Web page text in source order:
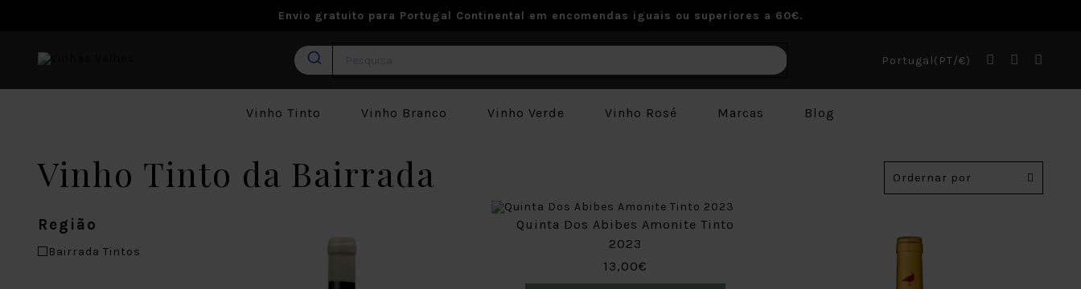
Envio gratuito para Portugal Continental em encomendas iguais ou superiores a 60€.
Portugal(PT/€)
Vinho Tinto Vinho Branco Vinho Verde Vinho Rosé Marcas Blog
Vinho Tinto da Bairrada Ordernar por
Região
Bairrada Tintos
Quinta Dos Abibes Amonite Tinto
2023
13,00€